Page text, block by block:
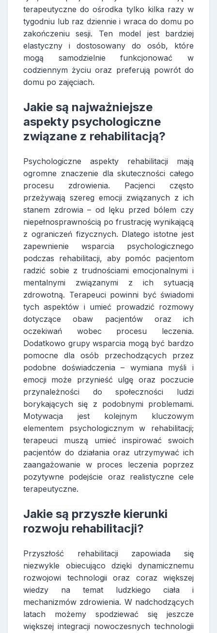
terapeutyczne do ośrodka tylko kilka razy w
tygodniu lub raz dziennie i wraca do domu po
zakończeniu sesji. Ten model jest bardziej
elastyczny i dostosowany do osób, które
mogą samodzielnie funkcjonować w
codziennym życiu oraz preferują powrót do
domu po zajęciach.
Jakie są najważniejsze
aspekty psychologiczne
związane z rehabilitacją?
Psychologiczne aspekty rehabilitacji mają
ogromne znaczenie dla skuteczności całego
procesu zdrowienia. Pacjenci często
przeżywają szereg emocji związanych z ich
stanem zdrowia – od lęku przed bólem czy
niepełnosprawnością po frustrację wynikającą
z ograniczeń fizycznych. Dlatego istotne jest
zapewnienie wsparcia psychologicznego
podczas rehabilitacji, aby pomóc pacjentom
radzić sobie z trudnościami emocjonalnymi i
mentalnymi związanymi z ich sytuacją
zdrowotną. Terapeuci powinni być świadomi
tych aspektów i umieć prowadzić rozmowy
dotyczące obaw pacjentów oraz ich
oczekiwań wobec procesu leczenia.
Dodatkowo grupy wsparcia mogą być bardzo
pomocne dla osób przechodzących przez
podobne doświadczenia – wymiana myśli i
emocji może przynieść ulgę oraz poczucie
przynależności do społeczności ludzi
borykających się z podobnymi problemami.
Motywacja jest kolejnym kluczowym
elementem psychologicznym w rehabilitacji;
terapeuci muszą umieć inspirować swoich
pacjentów do działania oraz utrzymywać ich
zaangażowanie w proces leczenia poprzez
pozytywne podejście oraz realistyczne cele
terapeutyczne.
Jakie są przyszłe kierunki
rozwoju rehabilitacji?
Przyszłość rehabilitacji zapowiada się
niezwykle obiecująco dzięki dynamicznemu
rozwojowi technologii oraz coraz większej
wiedzy na temat ludzkiego ciała i
mechanizmów zdrowienia. W nadchodzących
latach możemy spodziewać się jeszcze
większej integracji nowoczesnych technologii